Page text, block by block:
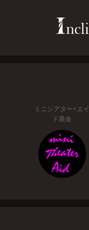
ミニシアター・エイ
ド基金